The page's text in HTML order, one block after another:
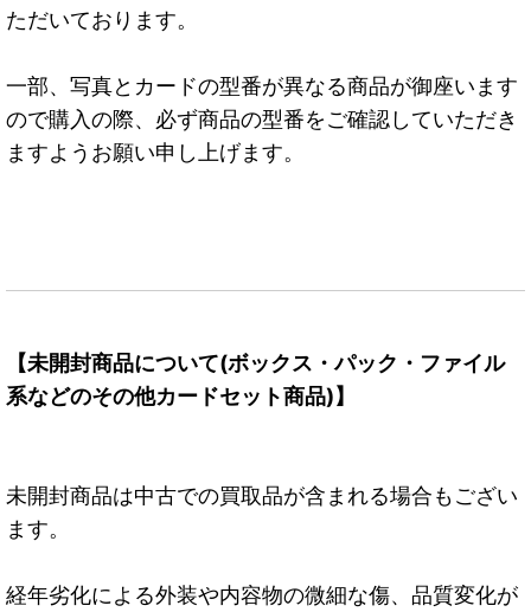
ただいております。
一部、写真とカードの型番が異なる商品が御座います
ので購入の際、必ず商品の型番をご確認していただき
ますようお願い申し上げます。
【未開封商品について(ボックス・パック・ファイル
系などのその他カードセット商品)】
未開封商品は中古での買取品が含まれる場合もござい
ます。
経年劣化による外装や内容物の微細な傷、品質変化が